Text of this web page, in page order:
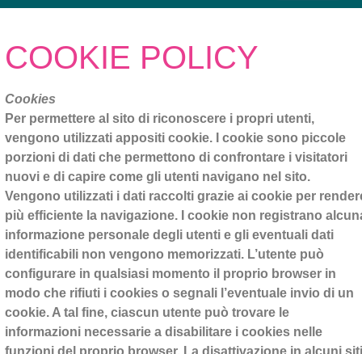
COOKIE POLICY
Cookies
Per permettere al sito di riconoscere i propri utenti,
vengono utilizzati appositi cookie. I cookie sono piccole
porzioni di dati che permettono di confrontare i visitatori
nuovi e di capire come gli utenti navigano nel sito.
Vengono utilizzati i dati raccolti grazie ai cookie per
più efficiente la navigazione. I cookie non registrano
informazione personale degli utenti e gli eventuali dati
identificabili non vengono memorizzati. L’utente può
configurare in qualsiasi momento il proprio browser in
modo che rifiuti i cookies o segnali l’eventuale invio di un
cookie. A tal fine, ciascun utente può trovare le
informazioni necessarie a disabilitare i cookies nelle
funzioni del proprio browser. La disattivazione in alcuni siti